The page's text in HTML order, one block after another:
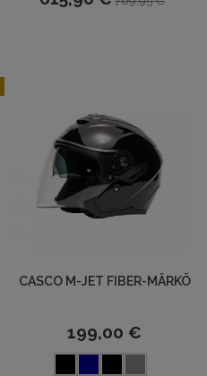
CASCO M-JET FIBER-MÂRKÖ
199,00 €